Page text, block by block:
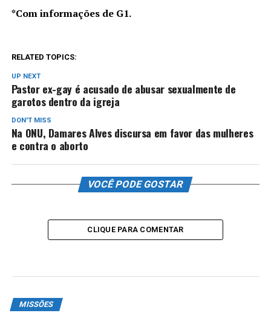
*Com informações de G1.
RELATED TOPICS:
UP NEXT
Pastor ex-gay é acusado de abusar sexualmente de
garotos dentro da igreja
DON'T MISS
Na ONU, Damares Alves discursa em favor das mulheres
e contra o aborto
VOCÊ PODE GOSTAR
CLIQUE PARA COMENTAR
MISSÕES